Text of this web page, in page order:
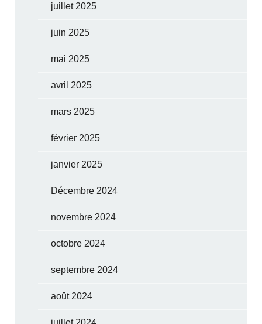
juillet 2025
juin 2025
mai 2025
avril 2025
mars 2025
février 2025
janvier 2025
Décembre 2024
novembre 2024
octobre 2024
septembre 2024
août 2024